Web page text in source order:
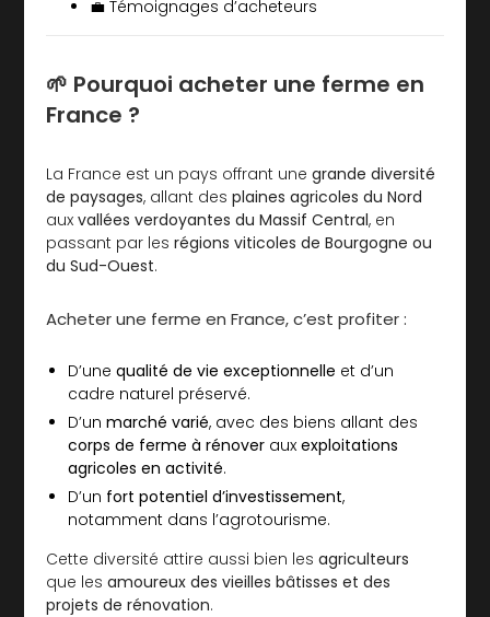
💼 Témoignages d’acheteurs
🌱 Pourquoi acheter une ferme en
France ?
La France est un pays offrant unegrande diversité
de paysages, allant desplaines agricoles du Nord
auxvallées verdoyantes du Massif Central, en
passant par lesrégions viticoles de Bourgogne ou
du Sud-Ouest.
Acheter une ferme en France, c’est profiter :
D’unequalité de vie exceptionnelle et d’un
cadre naturel préservé.
D’unmarché varié, avec des biens allant des
corps de ferme à rénover auxexploitations
agricoles en activité.
D’un fort potentiel d’investissement,
notamment dans l’agrotourisme.
Cette diversité attire aussi bien lesagriculteurs
que lesamoureux des vieilles bâtisses et des
projets de rénovation.